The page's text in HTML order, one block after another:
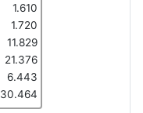
1.610
1.720
11.829
21.376
6.443
30.464